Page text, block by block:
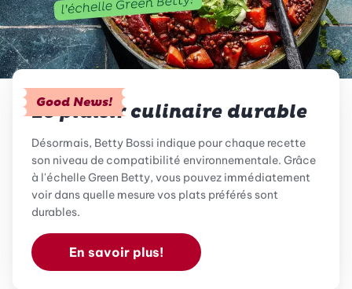
Good News!
Le plaisir culinaire durable
Désormais, Betty Bossi indique pour chaque recette
son niveau de compatibilité environnementale. Grâce
à l'échelle Green Betty, vous pouvez immédiatement
voir dans quelle mesure vos plats préférés sont
durables.
En savoir plus!